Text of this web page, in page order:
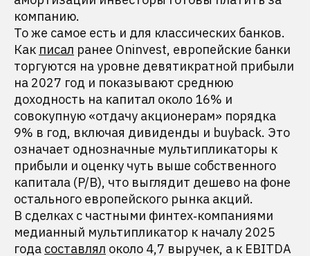
компанию.
То же самое есть и для классических банков.
Как писал ранее Oninvest, европейские банки
торгуются на уровне девятикратной прибыли
на 2027 год и показывают среднюю
доходность на капитал около 16% и
совокупную «отдачу акционерам» порядка
9% в год, включая дивиденды и buyback. Это
означает однозначные мультипликаторы к
прибыли и оценку чуть выше собственного
капитала (P/B), что выглядит дешево на фоне
остального европейского рынка акций.
В сделках с частными финтех‑компаниями
медианный мультипликатор к началу 2025
года составлял около 4,7 выручек, а к EBITDA